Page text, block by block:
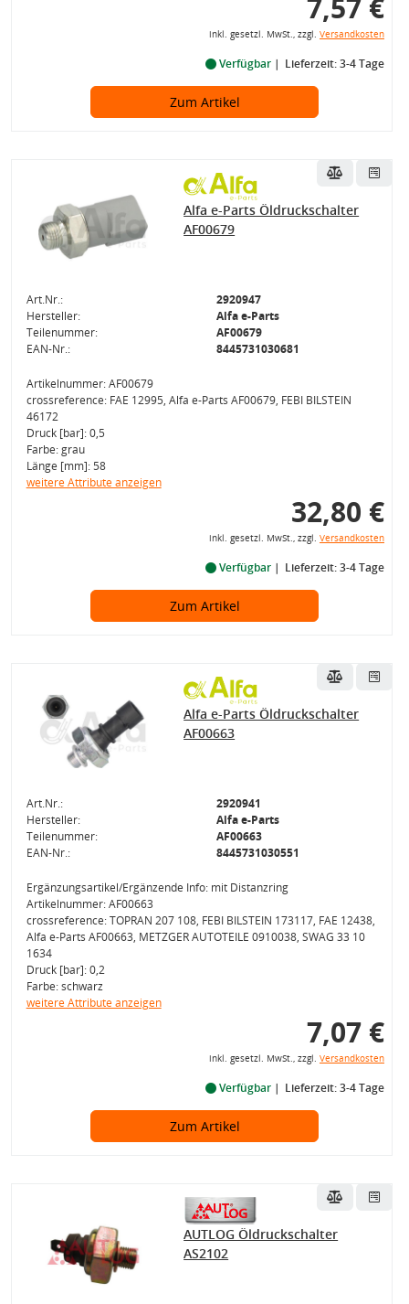
7,57 €
inkl. gesetzl. MwSt., zzgl. Versandkosten
Verfügbar Lieferzeit: 3-4 Tage
Zum Artikel
Alfa e-Parts Öldruckschalter
AF00679
Art.Nr.:
2920947
Hersteller:
Alfa e-Parts
Teilenummer:
AF00679
EAN-Nr.:
8445731030681
Artikelnummer: AF00679
crossreference: FAE 12995, Alfa e-Parts AF00679, FEBI BILSTEIN
46172
Druck [bar]: 0,5
Farbe: grau
Länge [mm]: 58
weitere Attribute anzeigen
32,80 €
inkl. gesetzl. MwSt., zzgl. Versandkosten
Verfügbar Lieferzeit: 3-4 Tage
Zum Artikel
Alfa e-Parts Öldruckschalter
AF00663
Art.Nr.:
2920941
Hersteller:
Alfa e-Parts
Teilenummer:
AF00663
EAN-Nr.:
8445731030551
Ergänzungsartikel/Ergänzende Info: mit Distanzring
Artikelnummer: AF00663
crossreference: TOPRAN 207 108, FEBI BILSTEIN 173117, FAE 12438,
Alfa e-Parts AF00663, METZGER AUTOTEILE 0910038, SWAG 33 10
1634
Druck [bar]: 0,2
Farbe: schwarz
weitere Attribute anzeigen
7,07 €
inkl. gesetzl. MwSt., zzgl. Versandkosten
Verfügbar Lieferzeit: 3-4 Tage
Zum Artikel
AUTLOG Öldruckschalter
AS2102